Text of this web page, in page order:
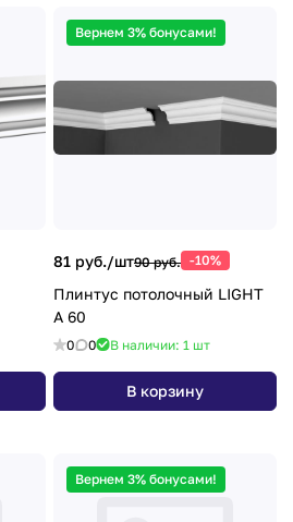
Вернем 3% бонусами!
81 руб./шт90 руб. -10%
Плинтус потолочный LIGHT
A 60
0 0 В наличии: 1 шт
В корзину
Вернем 3% бонусами!